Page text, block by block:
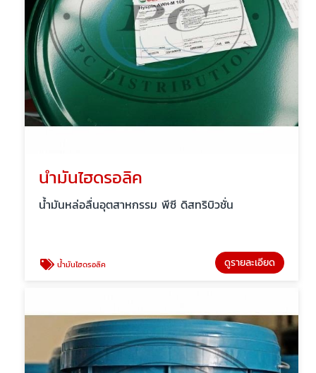
น้ำมันไฮดรอลิค
น้ำมันหล่อลื่นอุตสาหกรรม พีซี ดิสทริบิวชั่น
น้ำมันไฮดรอลิค ดูรายละเอียด